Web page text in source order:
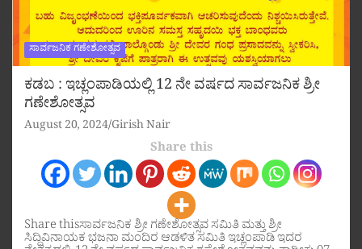
ಸಾರ್ವಜನಿಕ ಗಣೇಶೋತ್ಸವ
ಕಡಬ : ಇಚ್ಲಂಪಾಡಿಯಲ್ಲಿ 12 ನೇ ವರ್ಷದ ಸಾರ್ವಜನಿಕ ಶ್ರೀ
ಗಣೇಶೋತ್ಸವ
August 20, 2024 Girish Nair
Share this
Share thisಸಾರ್ವಜನಿಕ ಶ್ರೀ ಗಣೇಶೋತ್ಸವ ಸಮಿತಿ ಮತ್ತು ಶ್ರೀ
ಸಿದ್ಧಿವಿನಾಯಕ ಭಜನಾ ಮಂದಿರ ಆಡಳಿತ ಸಮಿತಿ ಇಚ್ಲಂಪಾಡಿ ಇದರ